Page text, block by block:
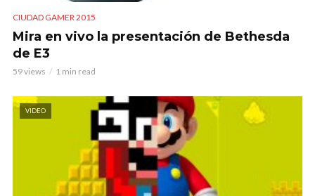
CIUDAD GAMER 2015
Mira en vivo la presentación de Bethesda
de E3
59 views 1 min read
VIDEO